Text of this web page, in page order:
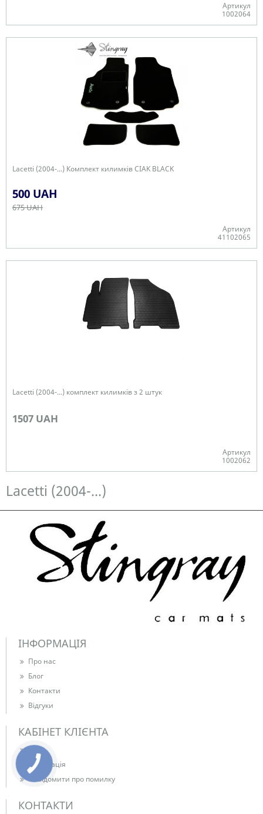
Артикул
1002064
Lacetti (2004-...) Комплект килимків CIAK BLACK
500 UAH
675 UAH
Артикул
41102065
Lacetti (2004-...) комплект килимків з 2 штук
1507 UAH
Артикул
1002062
Lacetti (2004-...)
ІНФОРМАЦІЯ
Про нас
Блог
Контакти
Відгуки
КАБІНЕТ КЛІЄНТА
Вхід
Реєстрація
Повідомити про помилку
КОНТАКТИ